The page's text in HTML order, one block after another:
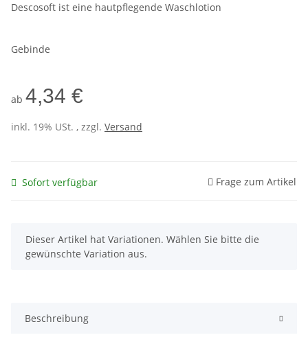
Descosoft ist eine hautpflegende Waschlotion
Gebinde
ab 4,34 €
inkl. 19% USt. , zzgl. Versand
Sofort verfügbar Frage zum Artikel
x
Dieser Artikel hat Variationen. Wählen Sie bitte die
gewünschte Variation aus.
Beschreibung